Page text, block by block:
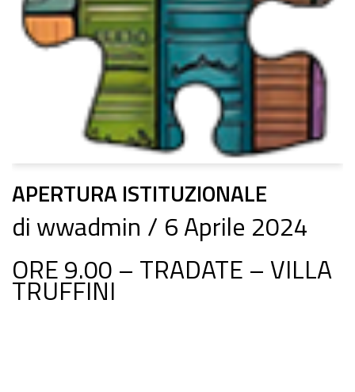
APERTURA ISTITUZIONALE
di wwadmin
6 Aprile 2024
ORE 9.00 – TRADATE – VILLA
TRUFFINI